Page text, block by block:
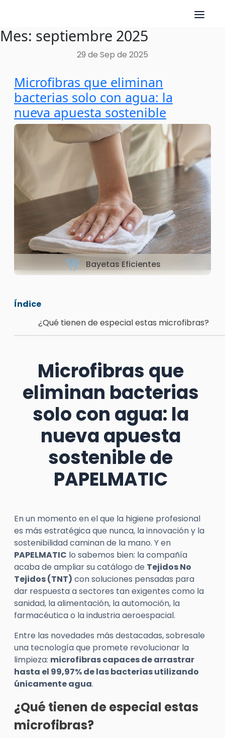
Skip
to
Mes: septiembre 2025
29 de Sep de 2025
Microfibras que eliminan
bacterias solo con agua: la
nueva apuesta sostenible
Bayetas Eficientes
Índice
¿Qué tienen de especial estas microfibras?
Microfibras que
eliminan bacterias
solo con agua: la
nueva apuesta
sostenible de
PAPELMATIC
En un momento en el que la higiene profesional
es más estratégica que nunca, la innovación y la
sostenibilidad caminan de la mano. Y en
PAPELMATIC lo sabemos bien: la compañía
acaba de ampliar su catálogo de Tejidos No
Tejidos (TNT) con soluciones pensadas para
dar respuesta a sectores tan exigentes como la
sanidad, la alimentación, la automoción, la
farmacéutica o la industria aeroespacial.
Entre las novedades más destacadas, sobresale
una tecnología que promete revolucionar la
limpieza: microfibras capaces de arrastrar
hasta el 99,97% de las bacterias utilizando
únicamente agua.
¿Qué tienen de especial estas
microfibras?